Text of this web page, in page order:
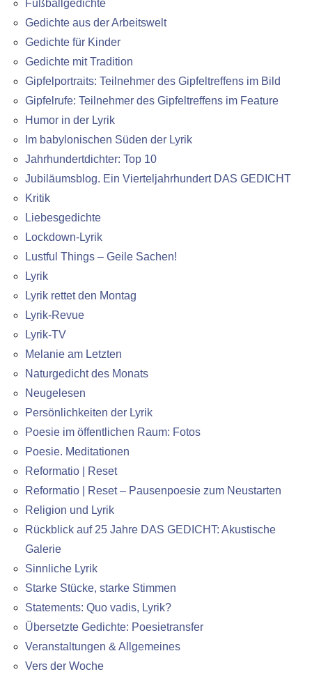
Fußballgedichte
Gedichte aus der Arbeitswelt
Gedichte für Kinder
Gedichte mit Tradition
Gipfelportraits: Teilnehmer des Gipfeltreffens im Bild
Gipfelrufe: Teilnehmer des Gipfeltreffens im Feature
Humor in der Lyrik
Im babylonischen Süden der Lyrik
Jahrhundertdichter: Top 10
Jubiläumsblog. Ein Vierteljahrhundert DAS GEDICHT
Kritik
Liebesgedichte
Lockdown-Lyrik
Lustful Things – Geile Sachen!
Lyrik
Lyrik rettet den Montag
Lyrik-Revue
Lyrik-TV
Melanie am Letzten
Naturgedicht des Monats
Neugelesen
Persönlichkeiten der Lyrik
Poesie im öffentlichen Raum: Fotos
Poesie. Meditationen
Reformatio | Reset
Reformatio | Reset – Pausenpoesie zum Neustarten
Religion und Lyrik
Rückblick auf 25 Jahre DAS GEDICHT: Akustische
Galerie
Sinnliche Lyrik
Starke Stücke, starke Stimmen
Statements: Quo vadis, Lyrik?
Übersetzte Gedichte: Poesietransfer
Veranstaltungen & Allgemeines
Vers der Woche